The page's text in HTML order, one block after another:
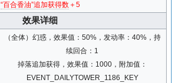
“百合香油”追加获得数＋5
效果详细
（全体）幻惑，效果值：50%，发动率：40%，持
续回合：1
掉落追加获得，效果值：1000，附加值：
EVENT_DAILYTOWER_1186_KEY